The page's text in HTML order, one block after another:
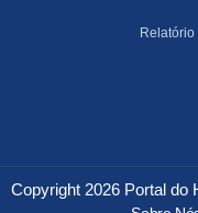
Copyright 2026 Portal do